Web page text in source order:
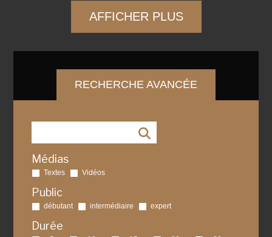
AFFICHER PLUS
RECHERCHE AVANCÉE
Médias
Textes Vidéos
Public
débutant intermédiaire expert
Durée